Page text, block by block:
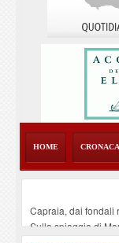
HOME CRONACA
Capraia, dai fondali
Sulla spiaggia di